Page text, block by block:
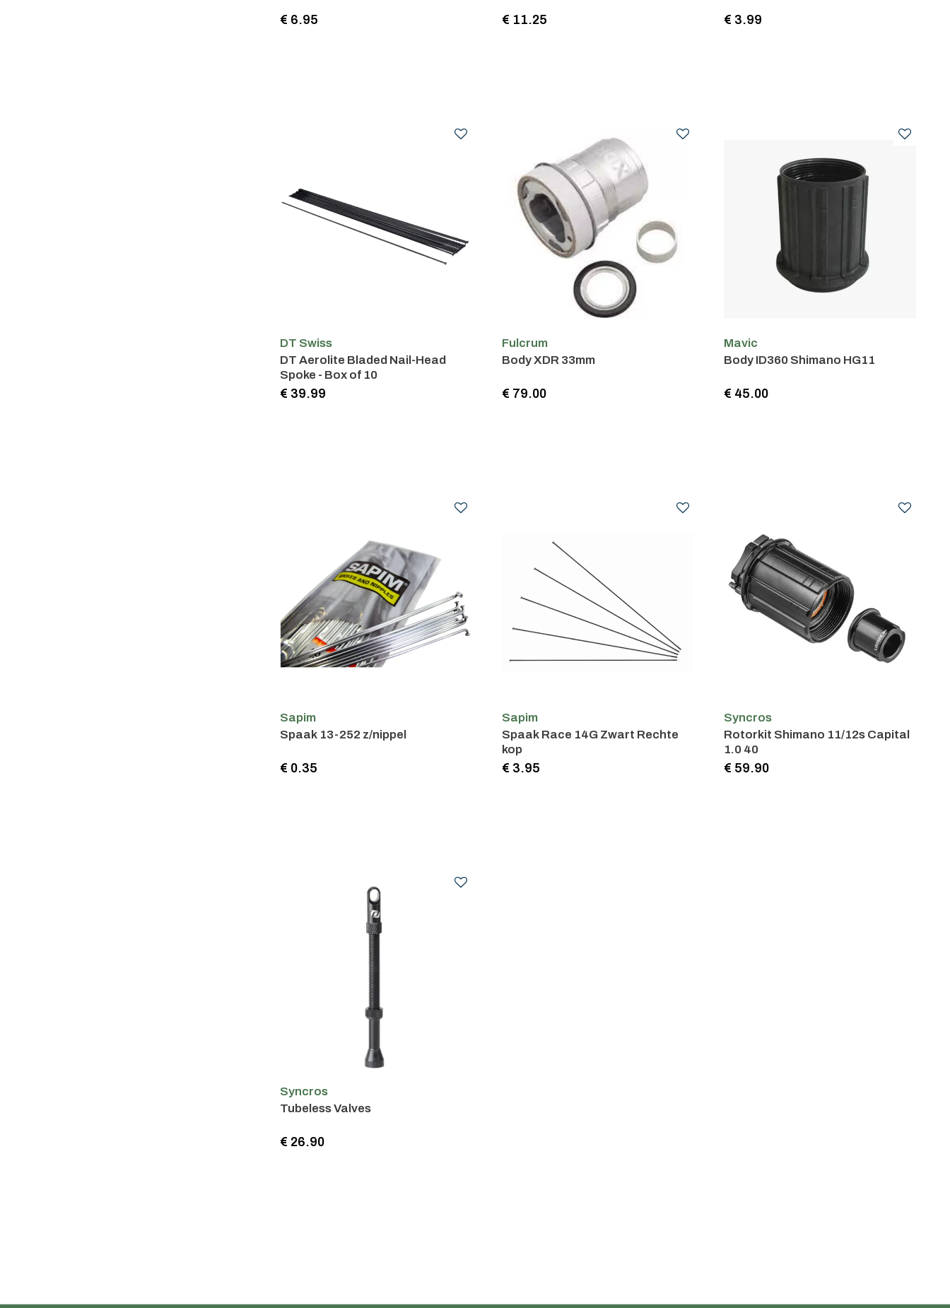
€ 6.95 € 11.25 € 3.99
DT Swiss
DT Aerolite Bladed Nail-Head
Spoke - Box of 10
€ 39.99
Fulcrum
Body XDR 33mm
€ 79.00
Mavic
Body ID360 Shimano HG11
€ 45.00
Sapim
Spaak 13-252 z/nippel
€ 0.35
Sapim
Spaak Race 14G Zwart Rechte
kop
€ 3.95
Syncros
Rotorkit Shimano 11/12s Capital
1.0 40
€ 59.90
Syncros
Tubeless Valves
€ 26.90